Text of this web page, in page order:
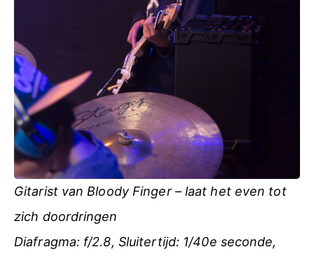
Gitarist van Bloody Finger – laat het even tot
zich doordringen
Diafragma: f/2.8, Sluitertijd: 1/40e seconde,